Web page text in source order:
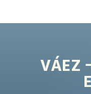
VÁEZ